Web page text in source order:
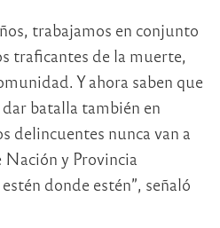
trabajamos en conjunto
traficantes de la muerte,
Y ahora saben que
batalla también en
delincuentes nunca van a
y Provincia
donde estén”, señaló